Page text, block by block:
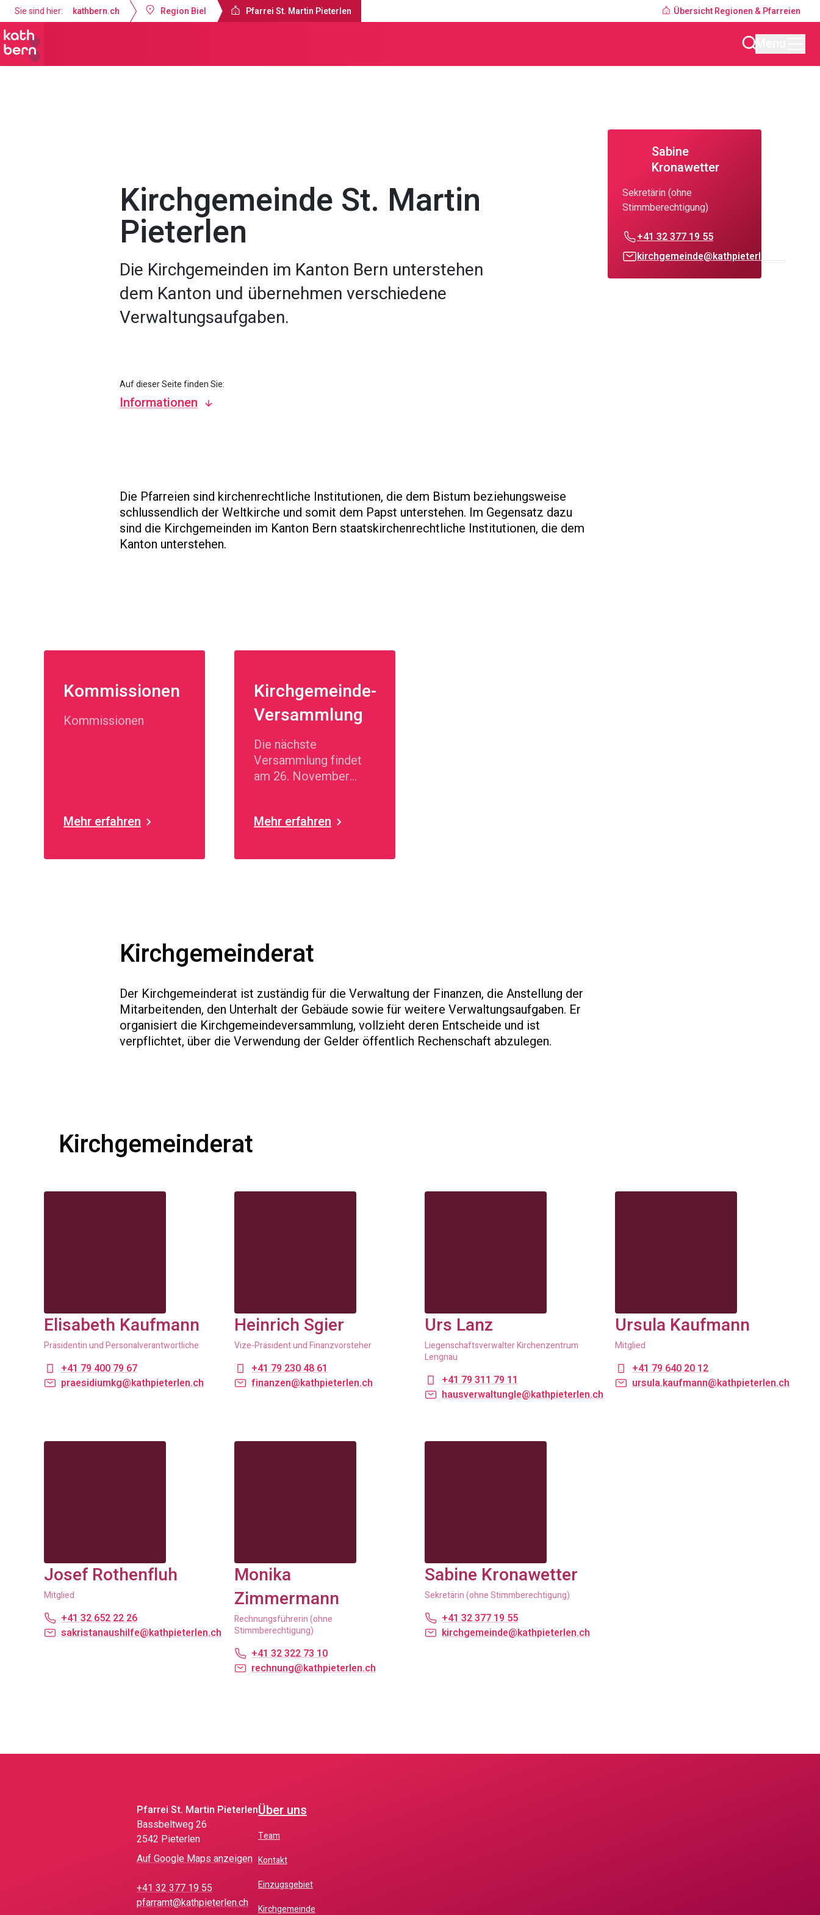
Sie sind hier: kathbern.ch Region Biel Pfarrei St. Martin Pieterlen Übersicht Regionen & Pfarreien
Kirchgemeinde St. Martin
Pieterlen
Die Kirchgemeinden im Kanton Bern unterstehen
dem Kanton und übernehmen verschiedene
Verwaltungsaufgaben.
Sabine
Kronawetter
Sekretärin (ohne
Stimmberechtigung)
+41 32 377 19 55
kirchgemeinde@kathpieterlen.ch
Auf dieser Seite finden Sie:
Informationen
Die Pfarreien sind kirchenrechtliche Institutionen, die dem Bistum beziehungsweise
schlussendlich der Weltkirche und somit dem Papst unterstehen. Im Gegensatz dazu
sind die Kirchgemeinden im Kanton Bern staatskirchenrechtliche Institutionen, die dem
Kanton unterstehen.
Kommissionen
Kommissionen
Mehr erfahren
Kirchgemeinde-
Versammlung
Die nächste
Versammlung findet
am 26. November
Zentrum Pieterlen
Mehr erfahren
Kirchgemeinderat
Der Kirchgemeinderat ist zuständig für die Verwaltung der Finanzen, die Anstellung der
Mitarbeitenden, den Unterhalt der Gebäude sowie für weitere Verwaltungsaufgaben. Er
organisiert die Kirchgemeindeversammlung, vollzieht deren Entscheide und ist
verpflichtet, über die Verwendung der Gelder öffentlich Rechenschaft abzulegen.
Kirchgemeinderat
Elisabeth Kaufmann
Präsidentin und Personalverantwortliche
+41 79 400 79 67
praesidiumkg@kathpieterlen.ch
Heinrich Sgier
Vize-Präsident und Finanzvorsteher
+41 79 230 48 61
finanzen@kathpieterlen.ch
Urs Lanz
Liegenschaftsverwalter Kirchenzentrum
Lengnau
+41 79 311 79 11
hausverwaltungle@kathpieterlen.ch
Ursula Kaufmann
Mitglied
+41 79 640 20 12
ursula.kaufmann@kathpieterlen.ch
Josef Rothenfluh
Mitglied
+41 32 652 22 26
sakristanaushilfe@kathpieterlen.ch
Monika
Zimmermann
Rechnungsführerin (ohne
Stimmberechtigung)
+41 32 322 73 10
rechnung@kathpieterlen.ch
Sabine Kronawetter
Sekretärin (ohne Stimmberechtigung)
+41 32 377 19 55
kirchgemeinde@kathpieterlen.ch
Pfarrei St. Martin Pieterlen
Bassbeltweg 26
2542 Pieterlen
Auf Google Maps anzeigen
+41 32 377 19 55
pfarramt@kathpieterlen.ch
Über uns
Team
Kontakt
Einzugsgebiet
Kirchgemeinde